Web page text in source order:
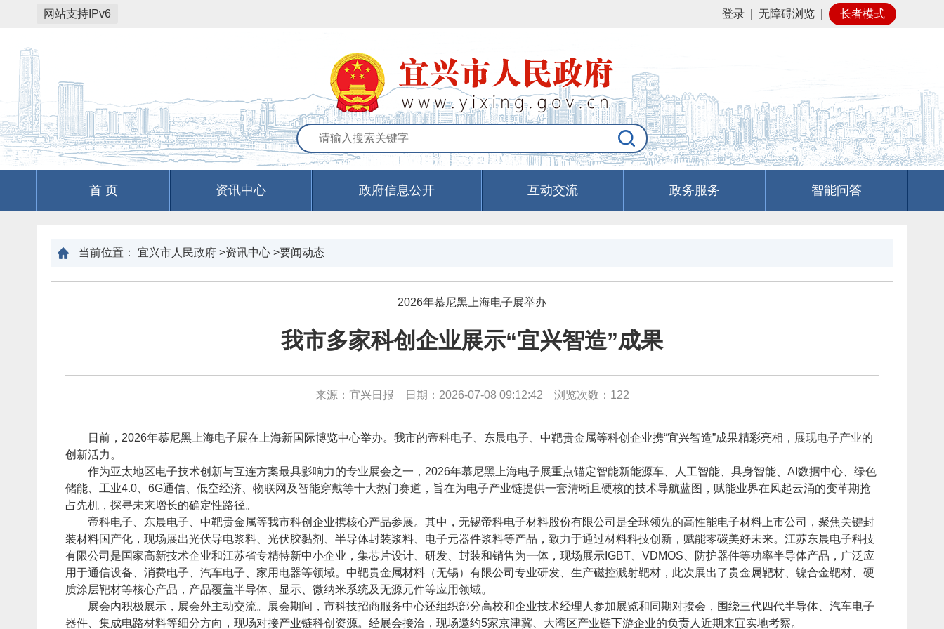
网站支持IPv6 登录 无障碍浏览 长者模式
首 页 资讯中心 政府信息公开 互动交流 政务服务 智能问答
当前位置： 宜兴市人民政府 >资讯中心 >要闻动态
2026年慕尼黑上海电子展举办
我市多家科创企业展示“宜兴智造”成果
来源：宜兴日报 日期：2026-07-08 09:12:42 浏览次数： 122
日前，2026年慕尼黑上海电子展在上海新国际博览中心举办。我市的帝科电子、东晨电子、中靶贵金属等科创企业携“宜兴智造”成果精彩亮相，展现电子产业的
创新活力。
作为亚太地区电子技术创新与互连方案最具影响力的专业展会之一，2026年慕尼黑上海电子展重点锚定智能新能源车、人工智能、具身智能、AI数据中心、绿色
储能、工业4.0、6G通信、低空经济、物联网及智能穿戴等十大热门赛道，旨在为电子产业链提供一套清晰且硬核的技术导航蓝图，赋能业界在风起云涌的变革期抢
占先机，探寻未来增长的确定性路径。
帝科电子、东晨电子、中靶贵金属等我市科创企业携核心产品参展。其中，无锡帝科电子材料股份有限公司是全球领先的高性能电子材料上市公司，聚焦关键封
装材料国产化，现场展出光伏导电浆料、光伏胶黏剂、半导体封装浆料、电子元器件浆料等产品，致力于通过材料科技创新，赋能零碳美好未来。江苏东晨电子科技
有限公司是国家高新技术企业和江苏省专精特新中小企业，集芯片设计、研发、封装和销售为一体，现场展示IGBT、VDMOS、防护器件等功率半导体产品，广泛应
用于通信设备、消费电子、汽车电子、家用电器等领域。中靶贵金属材料（无锡）有限公司专业研发、生产磁控溅射靶材，此次展出了贵金属靶材、镍合金靶材、硬
质涂层靶材等核心产品，产品覆盖半导体、显示、微纳米系统及无源元件等应用领域。
展会内积极展示，展会外主动交流。展会期间，市科技招商服务中心还组织部分高校和企业技术经理人参加展览和同期对接会，围绕三代四代半导体、汽车电子
器件、集成电路材料等细分方向，现场对接产业链科创资源。经展会接洽，现场邀约5家京津冀、大湾区产业链下游企业的负责人近期来宜实地考察。